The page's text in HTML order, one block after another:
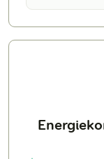
umsonst nennt